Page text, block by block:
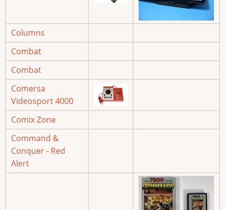
Columns
Combat
Combat
Comersa
Videosport 4000
Comix Zone
Command &
Conquer - Red
Alert